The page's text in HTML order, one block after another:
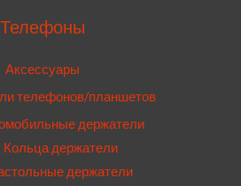
Телефоны
Аксессуары
телефонов/планшетов
держатели
Кольца держатели
держатели